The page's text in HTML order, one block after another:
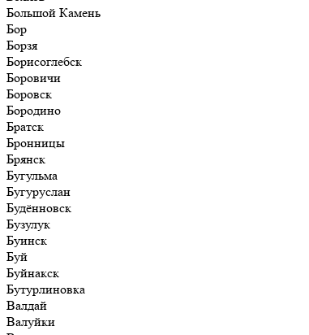
Большой Камень
Бор
Борзя
Борисоглебск
Боровичи
Боровск
Бородино
Братск
Бронницы
Брянск
Бугульма
Бугуруслан
Будённовск
Бузулук
Буинск
Буй
Буйнакск
Бутурлиновка
Валдай
Валуйки